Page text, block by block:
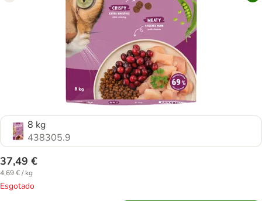
8 kg
438305.9
37,49 €
4,69 € / kg
Esgotado